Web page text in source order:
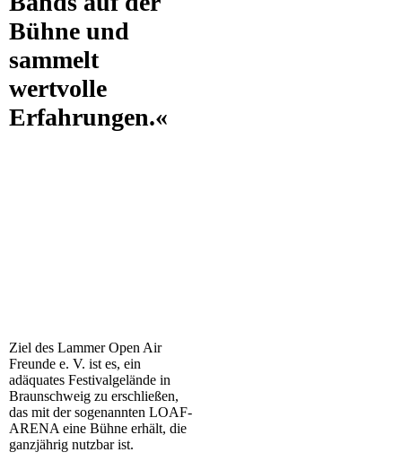
Bühne und
sammelt
wertvolle
Erfahrungen.«
Ziel des Lammer Open Air
Freunde e. V. ist es, ein
adäquates Festivalgelände in
Braunschweig zu erschließen,
das mit der sogenannten LOAF-
ARENA eine Bühne erhält, die
ganzjährig nutzbar ist.